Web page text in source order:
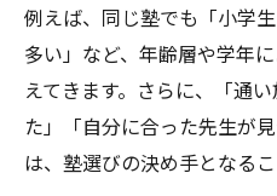
例えば、同じ塾でも「小学
多い」など、年齢層や学年
えてきます。さらに、「通
た」「自分に合った先生が
は、塾選びの決め手となるこ